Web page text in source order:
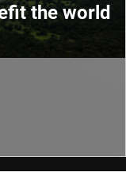
the world